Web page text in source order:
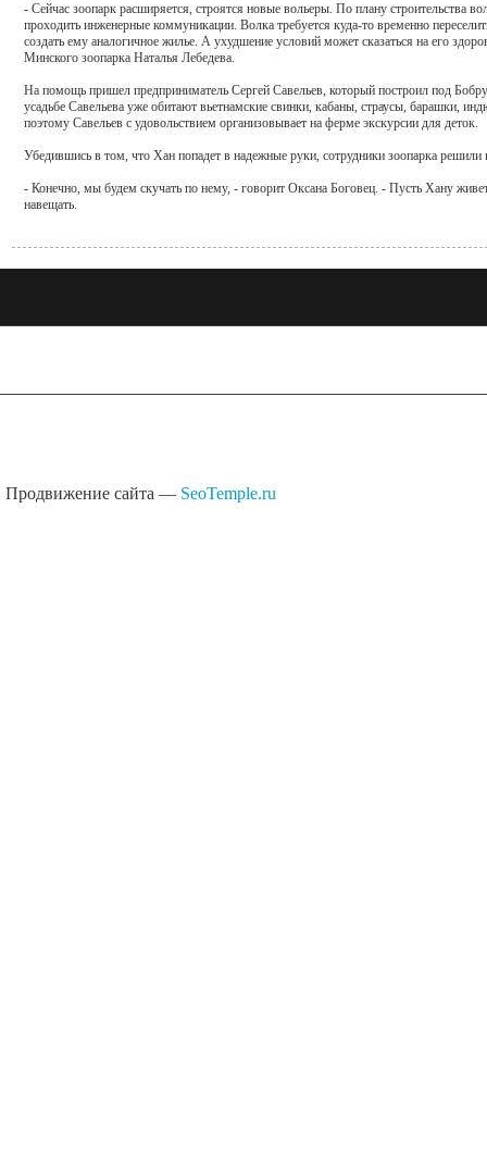
- Сейчас зоопарк расширяется, строятся новые вольеры. По плану строительства
проходить инженерные коммуникации. Волка требуется куда-то временно
создать ему аналогичное жилье. А ухудшение условий может сказаться на его
Минского зоопарка Наталья Лебедева.
На помощь пришел предприниматель Сергей Савельев, который построил под
усадьбе Савельева уже обитают вьетнамские свинки, кабаны, страусы, барашки,
поэтому Савельев с удовольствием организовывает на ферме экскурсии для деток.
Убедившись в том, что Хан попадет в надежные руки, сотрудники зоопарка решили
- Конечно, мы будем скучать по нему, - говорит Оксана Боговец. - Пусть Хану
навещать.
Продвижение сайта — SeoTemple.ru